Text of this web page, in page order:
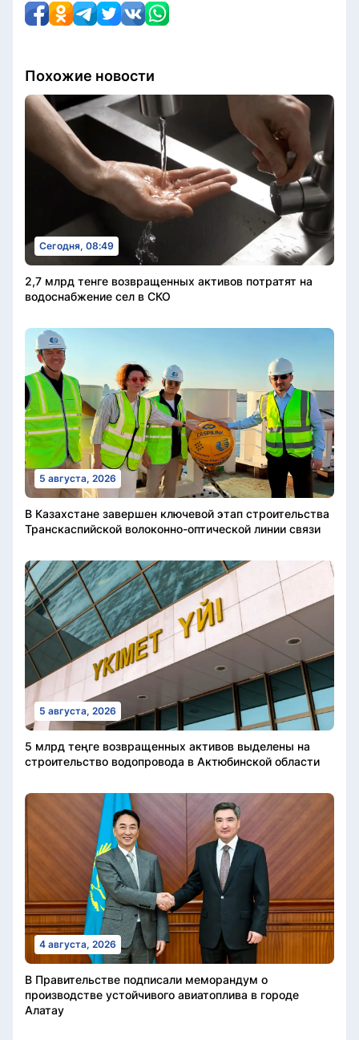
Похожие новости
Сегодня, 08:49
2,7 млрд тенге возвращенных активов потратят на
водоснабжение сел в СКО
5 августа, 2026
В Казахстане завершен ключевой этап строительства
Транскаспийской волоконно-оптической линии связи
5 августа, 2026
5 млрд теңге возвращенных активов выделены на
строительство водопровода в Актюбинской области
4 августа, 2026
В Правительстве подписали меморандум о
производстве устойчивого авиатоплива в городе
Алатау